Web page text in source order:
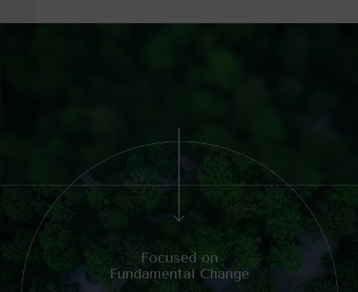
Focused on
Fundamental Change